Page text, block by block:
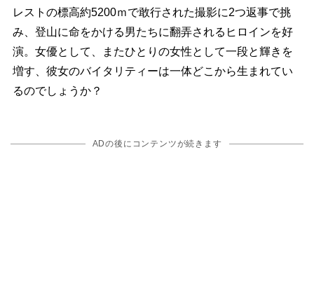
レストの標高約5200ｍで敢行された撮影に2つ返事で挑
み、登山に命をかける男たちに翻弄されるヒロインを好
演。女優として、またひとりの女性として一段と輝きを
増す、彼女のバイタリティーは一体どこから生まれてい
るのでしょうか？
ADの後にコンテンツが続きます